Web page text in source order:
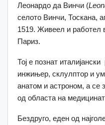
Леонардо да Винчи (
селото Винчи, Тоскана,
1519. Живеел и
Париз.
Тој е познат
инжињер, склулптор и
анатом и астроном, а се
од областа на
Бездруго, еден од